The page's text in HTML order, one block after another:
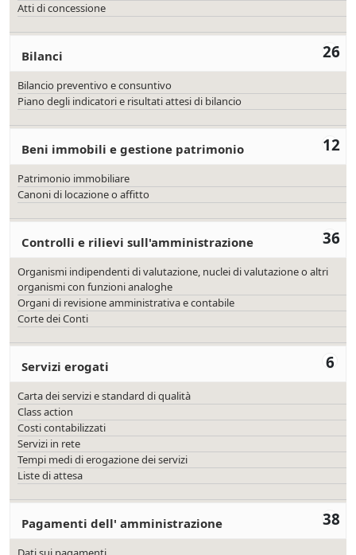
Atti di concessione
26
Bilanci
Bilancio preventivo e consuntivo
Piano degli indicatori e risultati attesi di bilancio
12
Beni immobili e gestione patrimonio
Patrimonio immobiliare
Canoni di locazione o affitto
36
Controlli e rilievi sull'amministrazione
Organismi indipendenti di valutazione, nuclei di valutazione o altri
organismi con funzioni analoghe
Organi di revisione amministrativa e contabile
Corte dei Conti
6
Servizi erogati
Carta dei servizi e standard di qualità
Class action
Costi contabilizzati
Servizi in rete
Tempi medi di erogazione dei servizi
Liste di attesa
38
Pagamenti dell' amministrazione